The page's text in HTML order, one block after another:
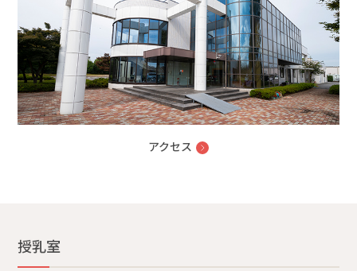
アクセス
授乳室